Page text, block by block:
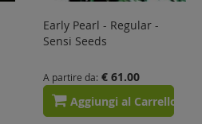
Early Pearl - Regular -
Sensi Seeds
A partire da € 61.00
Aggiungi al Carrello